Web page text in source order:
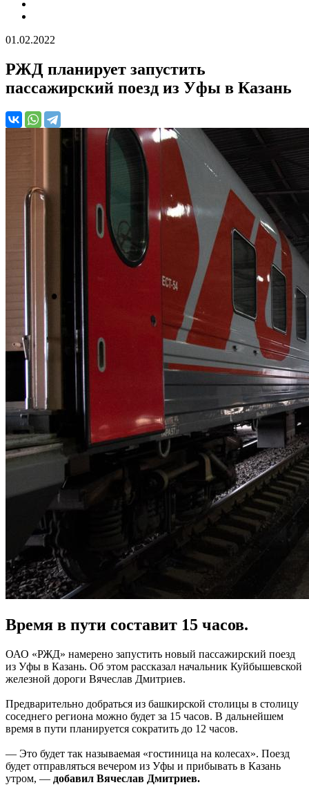
01.02.2022
РЖД планирует запустить
пассажирский поезд из Уфы в Казань
Время в пути составит 15 часов.
ОАО «РЖД» намерено запустить новый пассажирский поезд
из Уфы в Казань. Об этом рассказал начальник Куйбышевской
железной дороги Вячеслав Дмитриев.
Предварительно добраться из башкирской столицы в столицу
соседнего региона можно будет за 15 часов. В дальнейшем
время в пути планируется сократить до 12 часов.
— Это будет так называемая «гостиница на колесах». Поезд
будет отправляться вечером из Уфы и прибывать в Казань
утром, — добавил Вячеслав Дмитриев.